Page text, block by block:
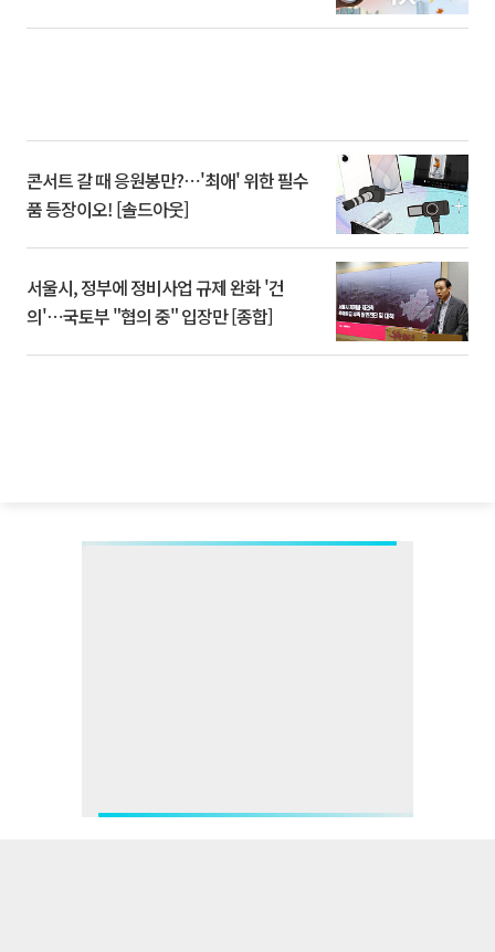
콘서트 갈 때 응원봉만?⋯'최애' 위한 필수
품 등장이오! [솔드아웃]
서울시, 정부에 정비사업 규제 완화 '건
의'⋯국토부 "협의 중" 입장만 [종합]